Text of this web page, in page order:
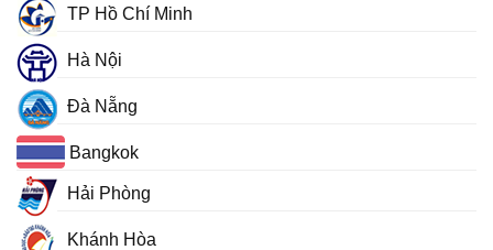
TP Hồ Chí Minh
Hà Nội
Đà Nẵng
Bangkok
Hải Phòng
Khánh Hòa